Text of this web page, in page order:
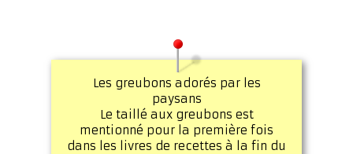
Les greubons adorés par les
paysans
Le taillé aux greubons est
mentionné pour la première fois
dans les livres de recettes à la fin du